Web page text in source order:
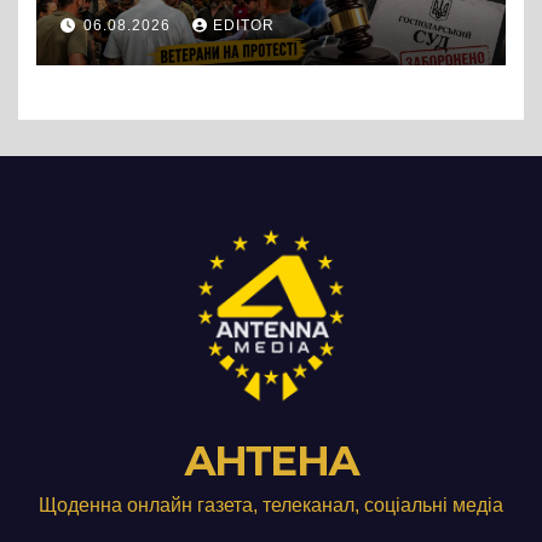
протест до стін
підприємства ТОВ «Омега
Три», що займається
06.08.2026 EDITOR
АНТЕНА
Щоденна онлайн газета, телеканал, соціальні медіа